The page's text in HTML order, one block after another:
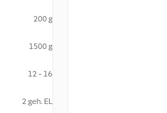
200 g
1500 g
12 - 16
2 geh. EL